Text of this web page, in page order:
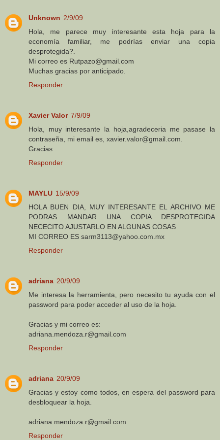
Unknown 2/9/09
Hola, me parece muy interesante esta hoja para la
economía familiar, me podrías enviar una copia
desprotegida?.
Mi correo es Rutpazo@gmail.com
Muchas gracias por anticipado.
Responder
Xavier Valor 7/9/09
Hola, muy interesante la hoja,agradeceria me pasase la
contraseña, mi email es, xavier.valor@gmail.com.
Gracias
Responder
MAYLU 15/9/09
HOLA BUEN DIA, MUY INTERESANTE EL ARCHIVO ME
PODRAS MANDAR UNA COPIA DESPROTEGIDA
NECECITO AJUSTARLO EN ALGUNAS COSAS
MI CORREO ES sarm3113@yahoo.com.mx
Responder
adriana 20/9/09
Me interesa la herramienta, pero necesito tu ayuda con el
password para poder acceder al uso de la hoja.
Gracias y mi correo es:
adriana.mendoza.r@gmail.com
Responder
adriana 20/9/09
Gracias y estoy como todos, en espera del password para
desbloquear la hoja.
adriana.mendoza.r@gmail.com
Responder